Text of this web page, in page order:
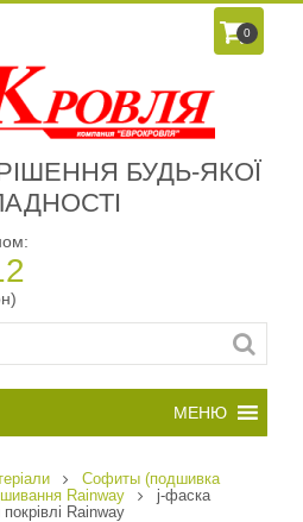
0
БУДЬ-ЯКОЇ
Софиты (подшивка
Rainway
j-фаска
Rainway